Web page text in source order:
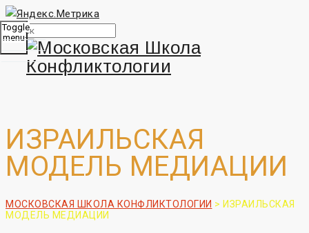
Toggle
menu
ИЗРАИЛЬСКАЯ
МОДЕЛЬ МЕДИАЦИИ
МОСКОВСКАЯ ШКОЛА КОНФЛИКТОЛОГИИ > ИЗРАИЛЬСКАЯ
МОДЕЛЬ МЕДИАЦИИ